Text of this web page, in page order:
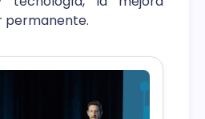
permanente.